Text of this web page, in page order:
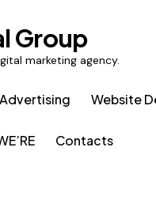
Group
marketing agency.
Website
Contacts